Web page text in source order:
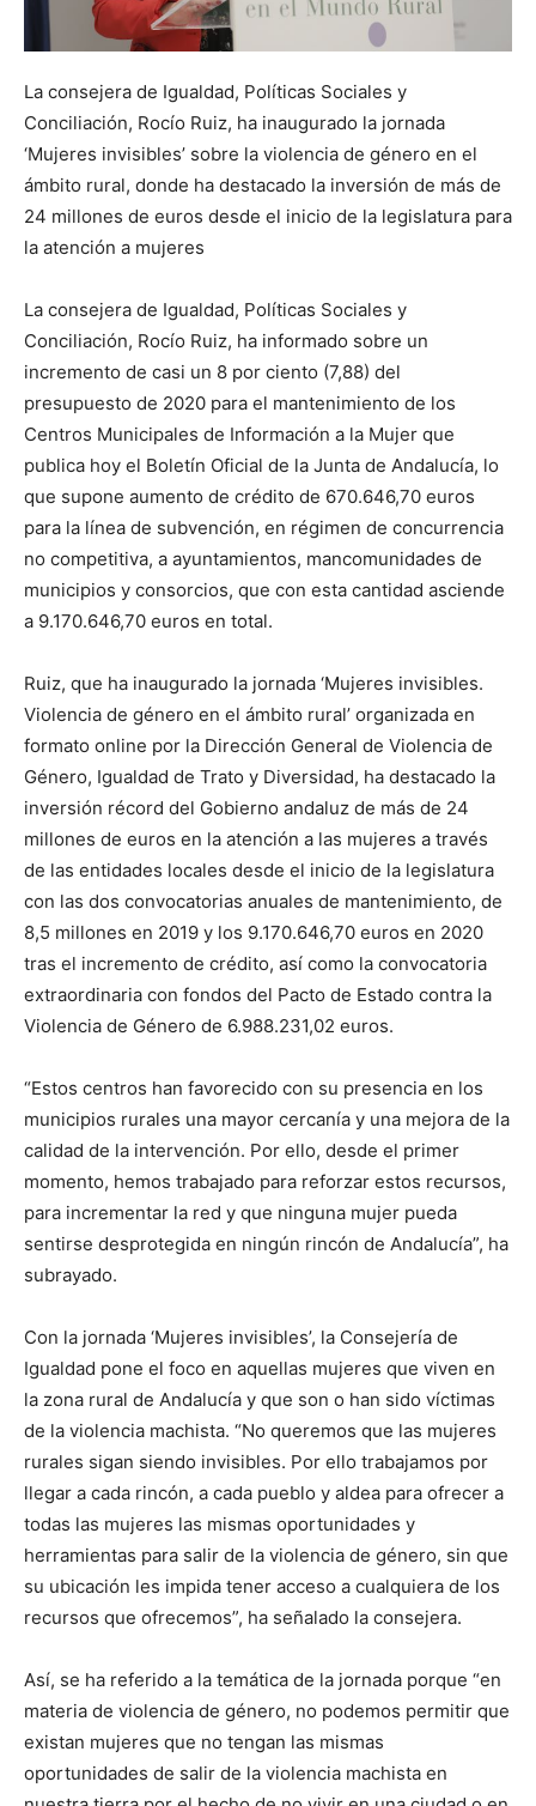
La consejera de Igualdad, Políticas Sociales y
Conciliación, Rocío Ruiz, ha inaugurado la jornada
‘Mujeres invisibles’ sobre la violencia de género en el
ámbito rural, donde ha destacado la inversión de más de
24 millones de euros desde el inicio de la legislatura para
la atención a mujeres
La consejera de Igualdad, Políticas Sociales y
Conciliación, Rocío Ruiz, ha informado sobre un
incremento de casi un 8 por ciento (7,88) del
presupuesto de 2020 para el mantenimiento de los
Centros Municipales de Información a la Mujer que
publica hoy el Boletín Oficial de la Junta de Andalucía, lo
que supone aumento de crédito de 670.646,70 euros
para la línea de subvención, en régimen de concurrencia
no competitiva, a ayuntamientos, mancomunidades de
municipios y consorcios, que con esta cantidad asciende
a 9.170.646,70 euros en total.
Ruiz, que ha inaugurado la jornada ‘Mujeres invisibles.
Violencia de género en el ámbito rural’ organizada en
formato online por la Dirección General de Violencia de
Género, Igualdad de Trato y Diversidad, ha destacado la
inversión récord del Gobierno andaluz de más de 24
millones de euros en la atención a las mujeres a través
de las entidades locales desde el inicio de la legislatura
con las dos convocatorias anuales de mantenimiento, de
8,5 millones en 2019 y los 9.170.646,70 euros en 2020
tras el incremento de crédito, así como la convocatoria
extraordinaria con fondos del Pacto de Estado contra la
Violencia de Género de 6.988.231,02 euros.
“Estos centros han favorecido con su presencia en los
municipios rurales una mayor cercanía y una mejora de la
calidad de la intervención. Por ello, desde el primer
momento, hemos trabajado para reforzar estos recursos,
para incrementar la red y que ninguna mujer pueda
sentirse desprotegida en ningún rincón de Andalucía”, ha
subrayado.
Con la jornada ‘Mujeres invisibles’, la Consejería de
Igualdad pone el foco en aquellas mujeres que viven en
la zona rural de Andalucía y que son o han sido víctimas
de la violencia machista. “No queremos que las mujeres
rurales sigan siendo invisibles. Por ello trabajamos por
llegar a cada rincón, a cada pueblo y aldea para ofrecer a
todas las mujeres las mismas oportunidades y
herramientas para salir de la violencia de género, sin que
su ubicación les impida tener acceso a cualquiera de los
recursos que ofrecemos”, ha señalado la consejera.
Así, se ha referido a la temática de la jornada porque “en
materia de violencia de género, no podemos permitir que
existan mujeres que no tengan las mismas
oportunidades de salir de la violencia machista en